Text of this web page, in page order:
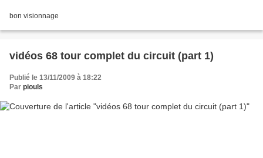
bon visionnage
vidéos 68 tour complet du circuit (part 1)
Publié le 13/11/2009 à 18:22
Par piouls